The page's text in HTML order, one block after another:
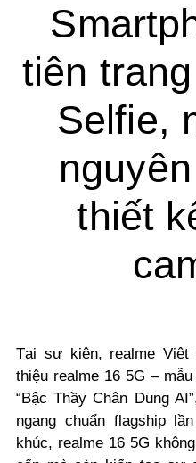
tiên
Selfie,
thiết
Tại sự kiện, realme
thiệu realme 16 5G –
“Bậc Thầy Chân Dung
ngang chuẩn flagship
khúc, realme 16 5G